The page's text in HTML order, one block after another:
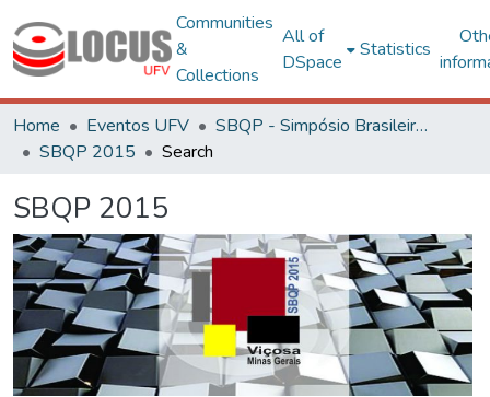
Communities
&
Collections
All of
DSpace
Statistics
Home Eventos UFV
SBQP - Simpósio Brasileiro de Qualidade do Projeto no Ambiente Construído
SBQP 2015
Search
SBQP 2015